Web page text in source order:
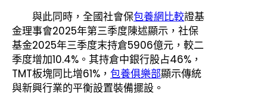
與此同時，全國社會保包養網比較證基
金理事會2025年第三季度陳述顯示，社保
基金2025年三季度末持倉5906億元，較二
季度增加10.4%。其持倉中銀行股占46%，
TMT板塊同比增61%， 包養俱樂部顯示傳統
與新興行業的平衡設置裝備擺設。